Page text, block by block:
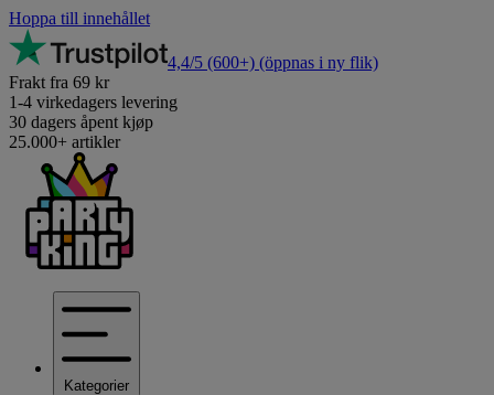
Hoppa till innehållet
4,4/5 (600+) (öppnas i ny flik)
Frakt fra 69 kr
1-4 virkedagers levering
30 dagers åpent kjøp
25.000+ artikler
Kategorier